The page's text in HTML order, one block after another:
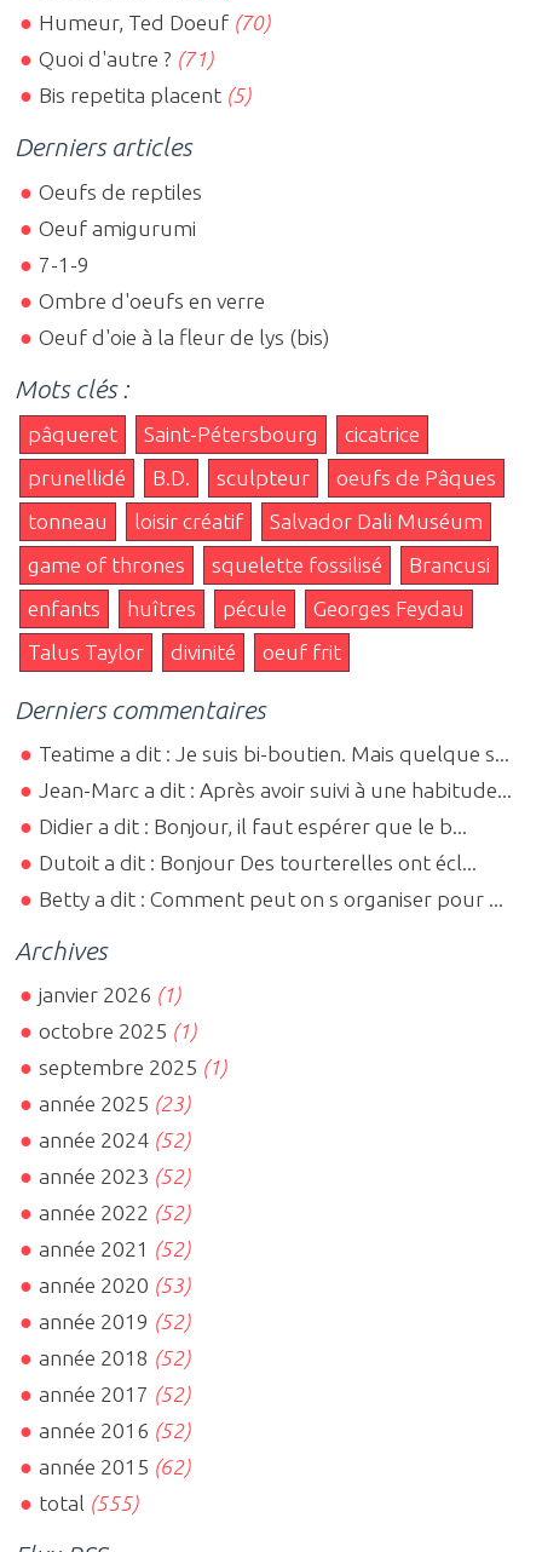
Humeur, Ted Doeuf (70)
Quoi d'autre ? (71)
Bis repetita placent (5)
Derniers articles
Oeufs de reptiles
Oeuf amigurumi
7-1-9
Ombre d'oeufs en verre
Oeuf d'oie à la fleur de lys (bis)
Mots clés :
pâqueret Saint-Pétersbourg
cicatrice
prunellidé
B.D. sculpteur
oeufs de Pâques
tonneau
loisir créatif
Salvador Dali Muséum
game of thrones
squelette fossilisé
Brancusi
enfants
huîtres pécule
Georges Feydau
Talus Taylor
divinité oeuf frit
Derniers commentaires
Teatime a dit : Je suis bi-boutien. Mais quelque s...
Jean-Marc a dit : Après avoir suivi à une habitude...
Didier a dit : Bonjour, il faut espérer que le b...
Dutoit a dit : Bonjour Des tourterelles ont écl...
Betty a dit : Comment peut on s organiser pour ...
Archives
janvier 2026 (1)
octobre 2025 (1)
septembre 2025 (1)
année 2025 (23)
année 2024 (52)
année 2023 (52)
année 2022 (52)
année 2021 (52)
année 2020 (53)
année 2019 (52)
année 2018 (52)
année 2017 (52)
année 2016 (52)
année 2015 (62)
total (555)